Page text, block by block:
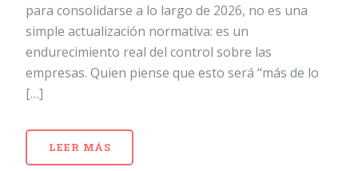
para consolidarse a lo largo de 2026, no es una
simple actualización normativa: es un
endurecimiento real del control sobre las
empresas. Quien piense que esto será “más de lo
[…]
LEER MÁS